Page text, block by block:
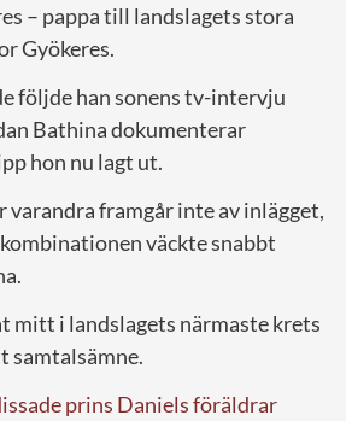
– pappa till landslagets stora
Gyökeres.
följde han sonens tv-intervju
Bathina dokumenterar
hon nu lagt ut.
varandra framgår inte av inlägget,
väckte snabbt
mitt i landslagets närmaste krets
samtalsämne.
prins Daniels föräldrar